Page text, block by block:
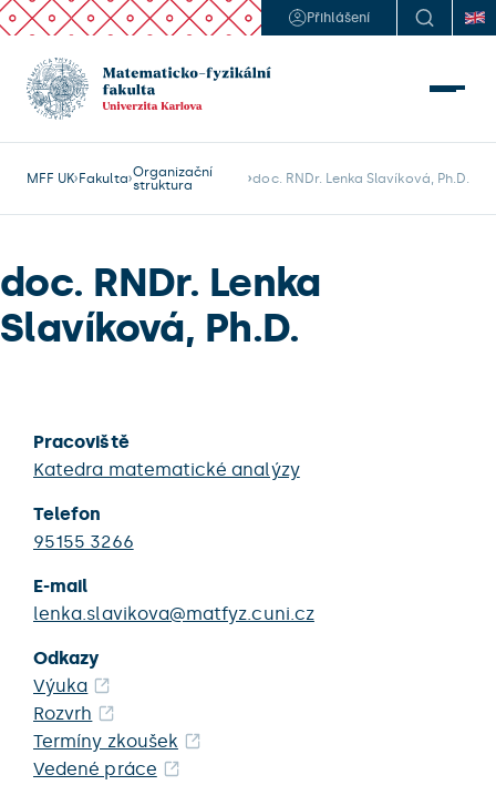
Přihlášení
MFF UK Fakulta Organizační
struktura
doc. RNDr. Lenka Slavíková, Ph.D.
doc. RNDr. Lenka
Slavíková, Ph.D.
Pracoviště
Katedra matematické analýzy
Telefon
95155 3266
E-mail
lenka.slavikova@matfyz.cuni.cz
Odkazy
Výuka
Rozvrh
Termíny zkoušek
Vedené práce